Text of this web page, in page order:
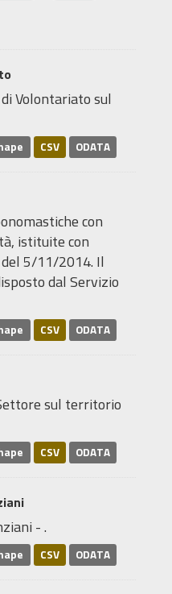
Volontariato sul
CSV ODATA
con
istituite con
5/11/2014. Il
dal Servizio
CSV ODATA
sul territorio
CSV ODATA
- .
CSV ODATA